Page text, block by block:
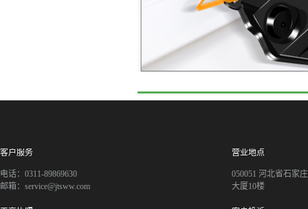
客户服务
电话：0311-89869630
邮箱：service@jtsww.com
营业地点
050051 河北省石家
大厦10楼